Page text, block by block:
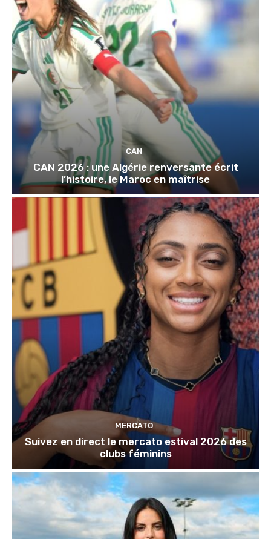
CAN
CAN 2026 : une Algérie renversante écrit
l’histoire, le Maroc en maîtrise
MERCATO
Suivez en direct le mercato estival 2026 des
clubs féminins